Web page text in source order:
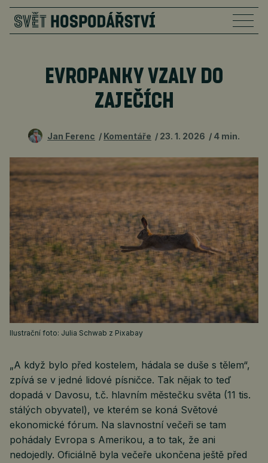
EVROPANKY VZALY DO
ZAJEČÍCH
Jan Ferenc Komentáře 23. 1. 2026 4 min.
Ilustrační foto: Julia Schwab z Pixabay
„A když bylo před kostelem, hádala se duše s tělem“,
zpívá se v jedné lidové písničce. Tak nějak to teď
dopadá v Davosu, t.č. hlavním městečku světa (11 tis.
stálých obyvatel), ve kterém se koná Světové
ekonomické fórum. Na slavnostní večeři se tam
pohádaly Evropa s Amerikou, a to tak, že ani
nedojedly. Oficiálně byla večeře ukončena ještě před